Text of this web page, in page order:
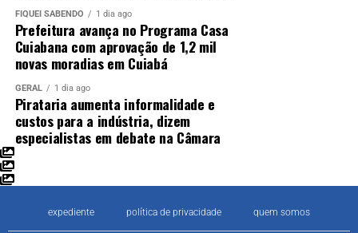
FIQUEI SABENDO 1 dia ago
Prefeitura avança no Programa Casa
Cuiabana com aprovação de 1,2 mil
novas moradias em Cuiabá
GERAL 1 dia ago
Pirataria aumenta informalidade e
custos para a indústria, dizem
especialistas em debate na Câmara
expediente política de privacidade quem somos